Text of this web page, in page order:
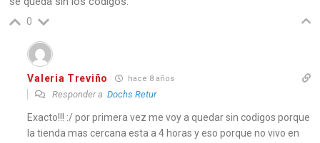
0
Valeria Treviño hace 8 años
Responder aDochs Retur
Exacto!!! :/ por primera vez me voy a quedar sin codigos porque
la tienda mas cercana esta a 4 horas y eso porque no vivo en